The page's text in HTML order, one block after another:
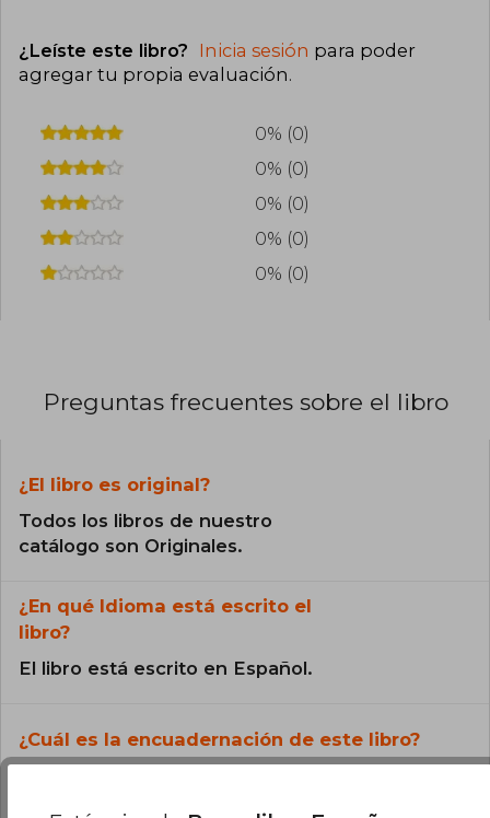
¿Leíste este libro? Inicia sesión para poder
agregar tu propia evaluación.
0% (0)
0% (0)
0% (0)
0% (0)
0% (0)
Preguntas frecuentes sobre el libro
¿El libro es original?
Todos los libros de nuestro
catálogo son Originales.
¿En qué Idioma está escrito el
libro?
El libro está escrito en Español.
¿Cuál es la encuadernación de este libro?